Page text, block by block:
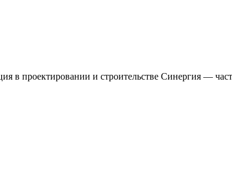
в проектировании и строительстве Синергия —